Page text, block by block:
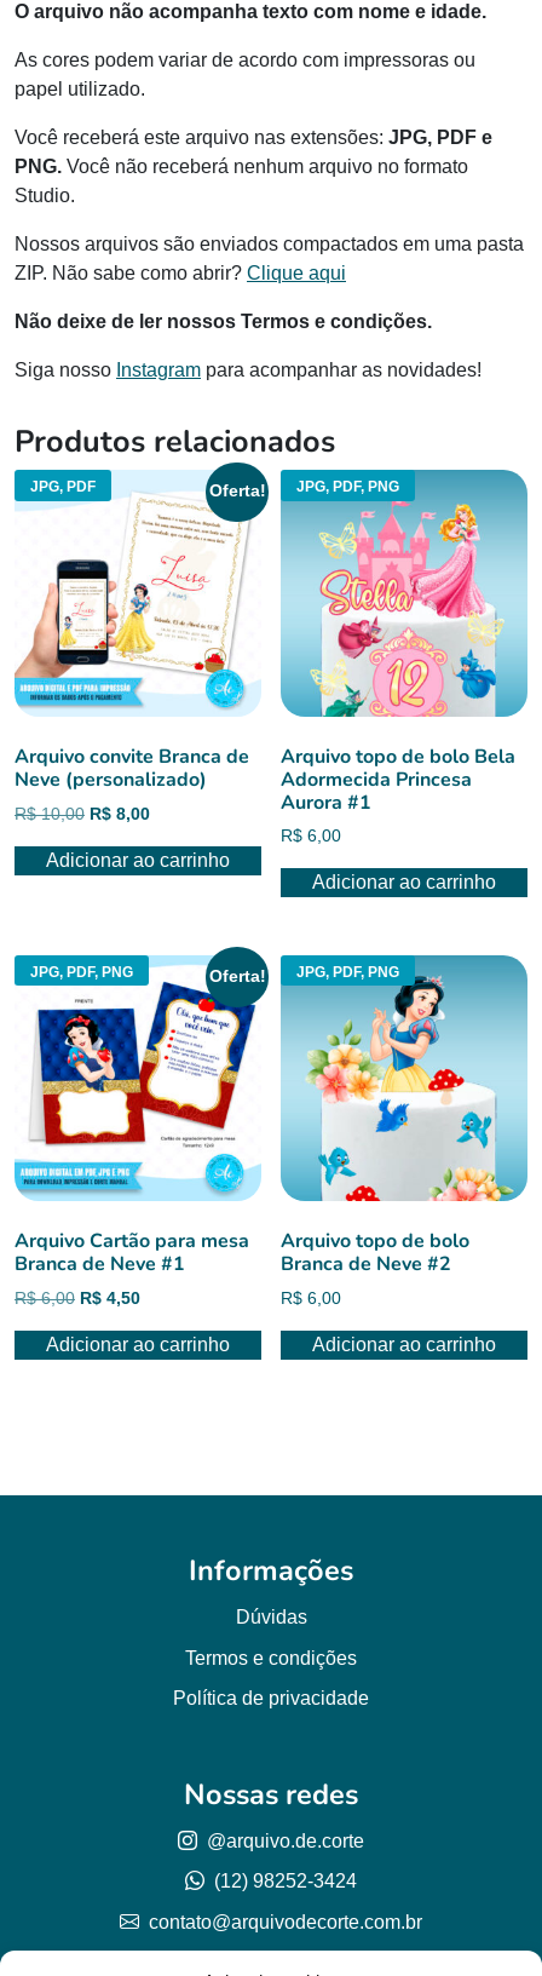
O arquivo não acompanha texto com nome e idade.
As cores podem variar de acordo com impressoras ou
papel utilizado.
Você receberá este arquivo nas extensões: JPG, PDF e
PNG. Você não receberá nenhum arquivo no formato
Studio.
Nossos arquivos são enviados compactados em uma pasta
ZIP. Não sabe como abrir? Clique aqui
Não deixe de ler nossos Termos e condições.
Siga nosso Instagram para acompanhar as novidades!
Produtos relacionados
JPG, PDF Oferta!
Arquivo convite Branca de
Neve (personalizado)
R$10,00 O
original
R$ 8,00O
atual
Adicionar ao carrinho
JPG, PDF, PNG
Arquivo topo de bolo Bela
Adormecida Princesa
Aurora #1
R$ 6,00
Adicionar ao carrinho
JPG, PDF, PNG Oferta!
Arquivo Cartão para mesa
Branca de Neve #1
R$6,00 O
original
R$ 4,50O
atual
Adicionar ao carrinho
JPG, PDF, PNG
Arquivo topo de bolo
Branca de Neve #2
R$ 6,00
Adicionar ao carrinho
Informações
Dúvidas
Termos e condições
Política de privacidade
Nossas redes
@arquivo.de.corte
(12) 98252-3424
contato@arquivodecorte.com.br